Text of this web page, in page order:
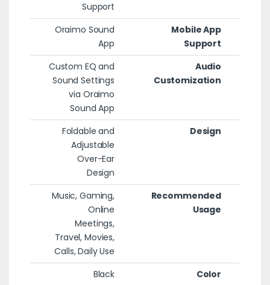
Support
Mobile App
Support
Oraimo Sound
App
Audio
Customization
Custom EQ and
Sound Settings
via Oraimo
Sound App
Design
Foldable and
Adjustable
Over-Ear
Design
Recommended
Usage
Music, Gaming,
Online
Meetings,
Travel, Movies,
Calls, Daily Use
Color
Black